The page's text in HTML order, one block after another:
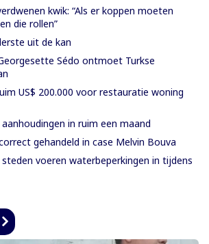
kwik: “Als er koppen moeten
die rollen”
uit de kan
Sédo ontmoet Turkse
US$ 200.000 voor restauratie woning
in ruim een maand
gehandeld in case Melvin Bouva
voeren waterbeperkingen in tijdens